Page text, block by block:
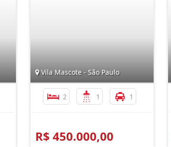
Vila Mascote - São Paulo
2 1 1
R$ 450.000,00